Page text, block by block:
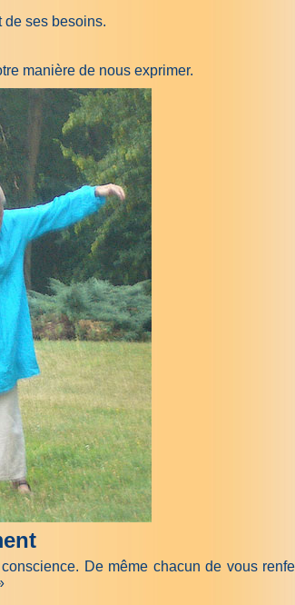
de ses besoins.
manière de nous exprimer.
De même chacun de vous